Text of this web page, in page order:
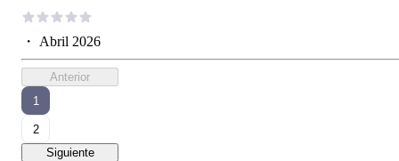
・ Abril 2026
Anterior
1
2
Siguiente